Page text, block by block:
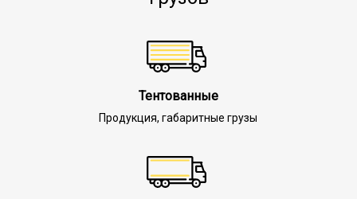
Тентованные
Продукция, габаритные грузы